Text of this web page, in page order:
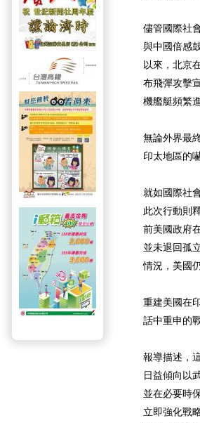
儘管國際社
與中國倍感
以來，北京
布飛彈攻擊
機艦艇頻繁
無論外界最
印太地區的
就如國際社
此次行動則
前美國政府
並未退回孤
情況，美國
重建美國在
話中重申的
報導描述，
日益傾向以
並在必要時
立即強化戰